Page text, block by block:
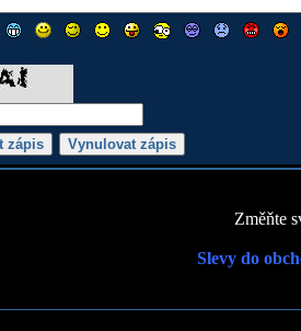
Změňte
Slevy do